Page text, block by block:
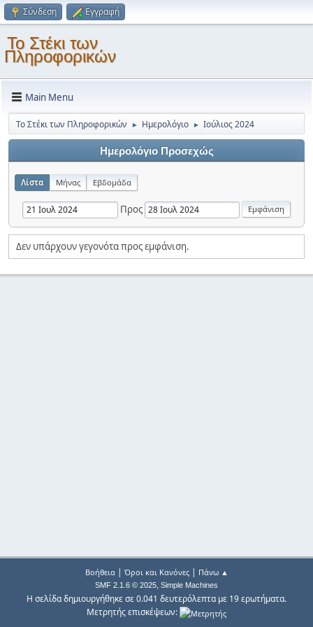
Σύνδεση Εγγραφή
Το Στέκι των
Πληροφορικών
Main Menu
Το Στέκι των Πληροφορικών ► Ημερολόγιο ► Ιούλιος 2024
Ημερολόγιο Προσεχώς
Λίστα Μήνας Εβδομάδα
Προς
Δεν υπάρχουν γεγονότα προς εμφάνιση.
Βοήθεια| Όροι και Κανόνες| Πάνω ▲
SMF 2.1.6 © 2025, Simple Machines
Η σελίδα δημιουργήθηκε σε 0.041 δευτερόλεπτα με 19 ερωτήματα.
Μετρητής επισκέψεων: